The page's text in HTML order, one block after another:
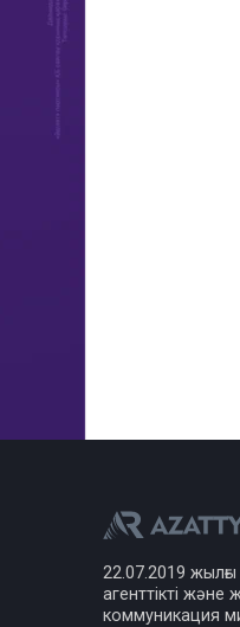
22.07.2019
агенттікті
коммуникация